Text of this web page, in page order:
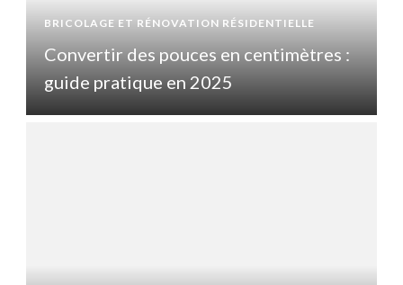
BRICOLAGE ET RÉNOVATION RÉSIDENTIELLE
Convertir des pouces en centimètres :
guide pratique en 2025